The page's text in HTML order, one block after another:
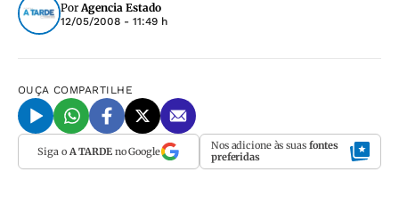
PorAgencia Estado
12/05/2008 - 11:49 h
OUÇA COMPARTILHE
Siga o A TARDEno Google Nos adicione às suas fontes
preferidas